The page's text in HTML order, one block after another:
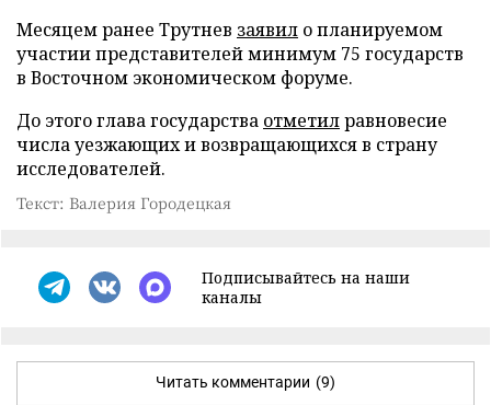
Месяцем ранее Трутнев заявил о планируемом
участии представителей минимум 75 государств
в Восточном экономическом форуме.
До этого глава государства отметилравновесие
числа уезжающих и возвращающихся в страну
исследователей.
Текст: Валерия Городецкая
Подписывайтесь на наши
каналы
Читать комментарии (9)